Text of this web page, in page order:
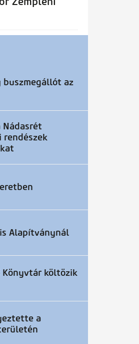
buszmegállót az
Nádasrét
rendészek
Alapítványnál
Könyvtár költözik
a